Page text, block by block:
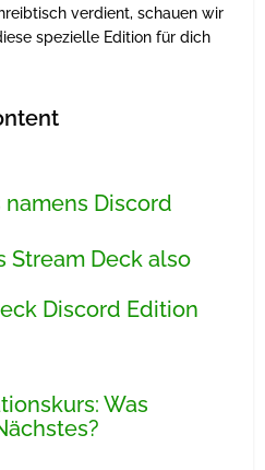
verdient, schauen wir
spezielle Edition für dich
Discord
Stream Deck also
Discord Edition
Was